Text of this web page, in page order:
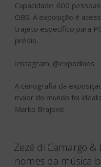
Capacidade: 600
OBS: A exposição é
trajeto específico para
prédio.
Instagram: @expodinos
A cenografia da
maior do mundo foi
Marko Brajovic
Zezé di Camargo &
nomes da música